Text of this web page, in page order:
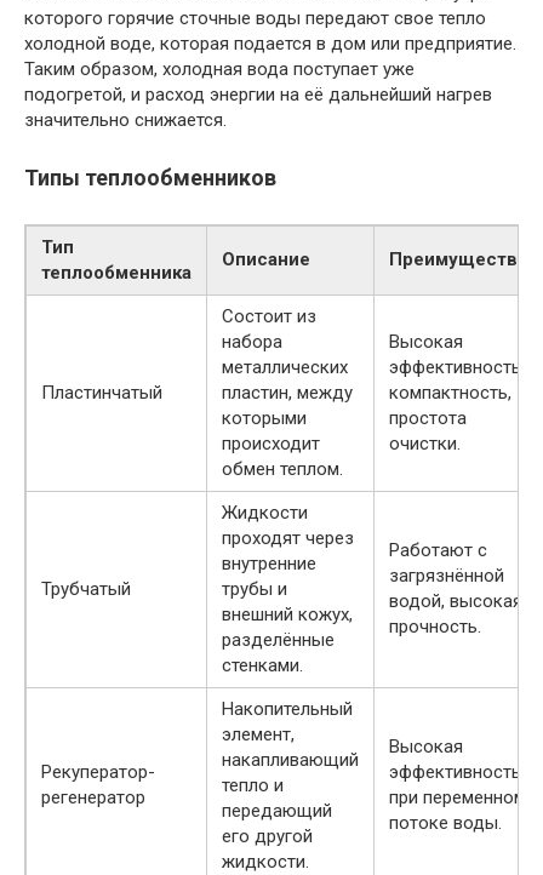
которого горячие сточные воды передают свое тепло
холодной воде, которая подается в дом или предприятие.
Таким образом, холодная вода поступает уже
подогретой, и расход энергии на её дальнейший нагрев
значительно снижается.
Типы теплообменников
Тип
теплообменника
Описание Преимущества
Пластинчатый
Состоит из
набора
металлических
пластин, между
которыми
происходит
обмен теплом.
Высокая
эффективность,
компактность,
простота
очистки.
Трубчатый
Жидкости
проходят через
внутренние
трубы и
внешний кожух,
разделённые
стенками.
Работают с
загрязнённой
водой, высокая
прочность.
Рекуператор-
регенератор
Накопительный
элемент,
накапливающий
тепло и
передающий
его другой
жидкости.
Высокая
эффективность
при переменном
потоке воды.